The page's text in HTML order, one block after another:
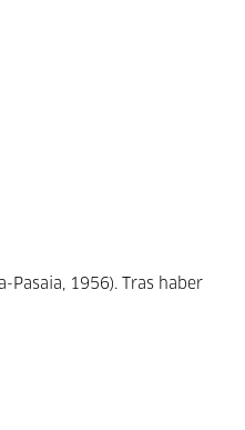
Pasaia, 1956). Tras haber